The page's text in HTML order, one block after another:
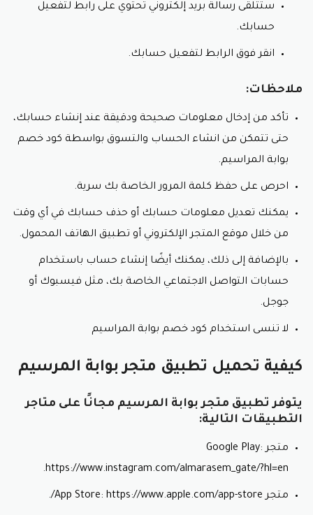
ستتلقى رسالة بريد إلكتروني تحتوي على رابط لتفعيل
حسابك.
انقر فوق الرابط لتفعيل حسابك.
ملاحظات:
تأكد من إدخال معلومات صحيحة ودقيقة عند إنشاء حسابك،
حتى تتمكن من انشاء الحساب والتسوق بواسطة كود خصم
بوابة المراسيم.
احرص على حفظ كلمة المرور الخاصة بك سرية.
يمكنك تعديل معلومات حسابك أو حذف حسابك في أي وقت
من خلال موقع المتجر الإلكتروني أو تطبيق الهاتف المحمول.
بالإضافة إلى ذلك، يمكنك أيضًا إنشاء حساب باستخدام
حسابات التواصل الاجتماعي الخاصة بك، مثل فيسبوك أو
جوجل.
لا تنسى استخدام كود خصم بوابة المراسيم
كيفية تحميل تطبيق متجر بوابة المرسيم
يتوفر تطبيق متجر بوابة المرسيم مجانًا على متاجر
التطبيقات التالية:
متجر Google Play:
https://www.instagram.com/almarasem_gate/?hl=en.
متجر App Store: https://www.apple.com/app-store/.